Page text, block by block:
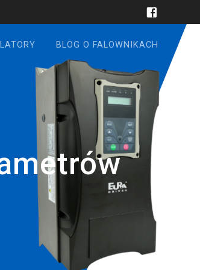
BLOG O FALOWNIKACH